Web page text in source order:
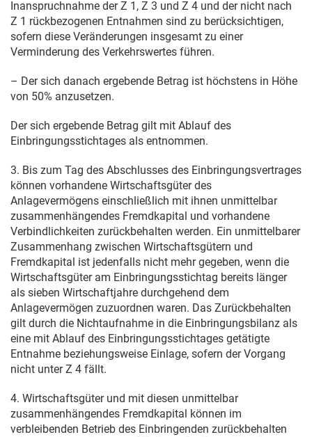
Inanspruchnahme der Z 1, Z 3 und Z 4 und der nicht nach
Z 1 rückbezogenen Entnahmen sind zu berücksichtigen,
sofern diese Veränderungen insgesamt zu einer
Verminderung des Verkehrswertes führen.
– Der sich danach ergebende Betrag ist höchstens in Höhe
von 50% anzusetzen.
Der sich ergebende Betrag gilt mit Ablauf des
Einbringungsstichtages als entnommen.
3. Bis zum Tag des Abschlusses des Einbringungsvertrages
können vorhandene Wirtschaftsgüter des
Anlagevermögens einschließlich mit ihnen unmittelbar
zusammenhängendes Fremdkapital und vorhandene
Verbindlichkeiten zurückbehalten werden. Ein unmittelbarer
Zusammenhang zwischen Wirtschaftsgütern und
Fremdkapital ist jedenfalls nicht mehr gegeben, wenn die
Wirtschaftsgüter am Einbringungsstichtag bereits länger
als sieben Wirtschaftjahre durchgehend dem
Anlagevermögen zuzuordnen waren. Das Zurückbehalten
gilt durch die Nichtaufnahme in die Einbringungsbilanz als
eine mit Ablauf des Einbringungsstichtages getätigte
Entnahme beziehungsweise Einlage, sofern der Vorgang
nicht unter Z 4 fällt.
4. Wirtschaftsgüter und mit diesen unmittelbar
zusammenhängendes Fremdkapital können im
verbleibenden Betrieb des Einbringenden zurückbehalten